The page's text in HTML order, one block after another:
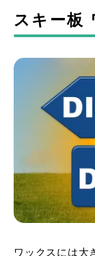
スキー板
ワックスには大